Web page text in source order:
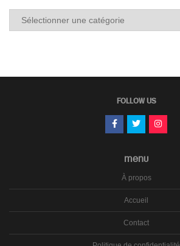
FOLLOW US
MENU
À propos
Accueil
Contact